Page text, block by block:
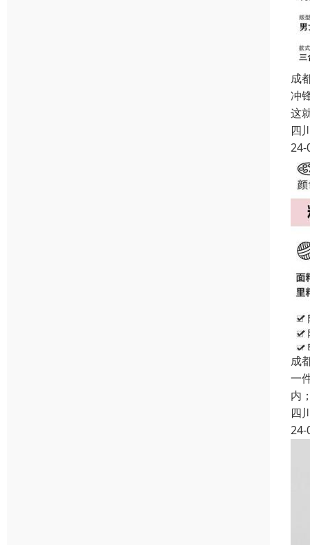
成
冲
这
四
24-
成
一
内
四
24-